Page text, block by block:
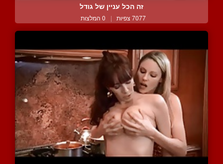
זה הכל עניין של גודל
7077 צפיות | 0 המלצות